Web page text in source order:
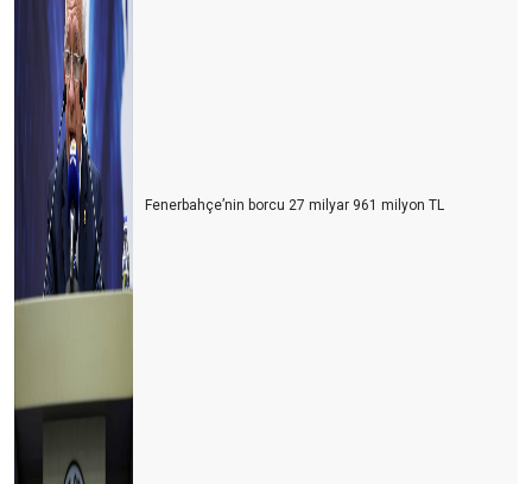
Fenerbahçe’nin borcu 27 milyar 961 milyon TL